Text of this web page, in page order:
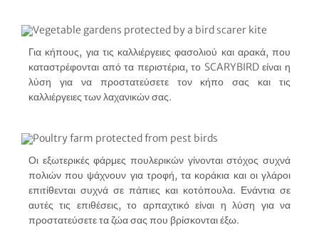
Για κήπους, για τις καλλιέργειες φασολιού και αρακά, που
καταστρέφονται από τα περιστέρια, το SCARYBIRD είναι η
λύση για να προστατεύσετε τον κήπο σας και τις
καλλιέργειες των λαχανικών σας.
Οι εξωτερικές φάρμες πουλερικών γίνονται στόχος συχνά
πολιών που ψάχνουν για τροφή, τα κοράκια και οι γλάροι
επιτίθενται συχνά σε πάπιες και κοτόπουλα. Ενάντια σε
αυτές τις επιθέσεις, το αρπαχτικό είναι η λύση για να
προστατεύσετε τα ζώα σας που βρίσκονται έξω.